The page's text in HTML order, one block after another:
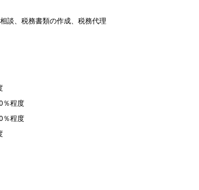
談、税務書類の作成、税務代理
％程度
％程度